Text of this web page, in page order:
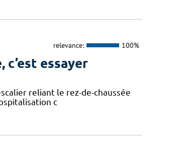
relevance: 100%
c’est essayer
reliant le rez-de-chaussée
c